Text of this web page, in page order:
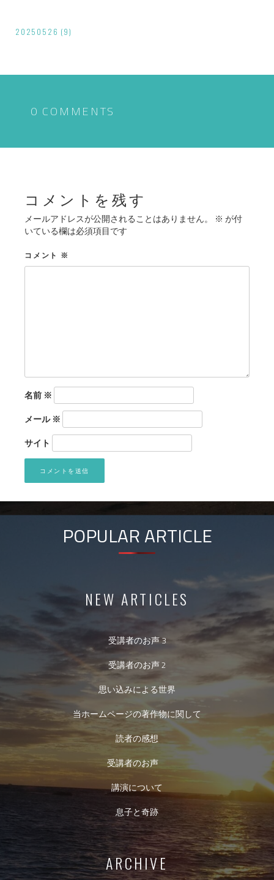
投
ナ
シ
20250526 (9)
0 COMMENTS
コメントを残す
メールアドレスが公開されることはありません。 ※ が付
いている欄は必須項目です
コメント ※
名前 ※
メール※
サイト
POPULAR ARTICLE
NEW ARTICLES
受講者のお声 3
受講者のお声 2
思い込みによる世界
当ホームページの著作物に関して
読者の感想
受講者のお声
講演について
息子と奇跡
ARCHIVE